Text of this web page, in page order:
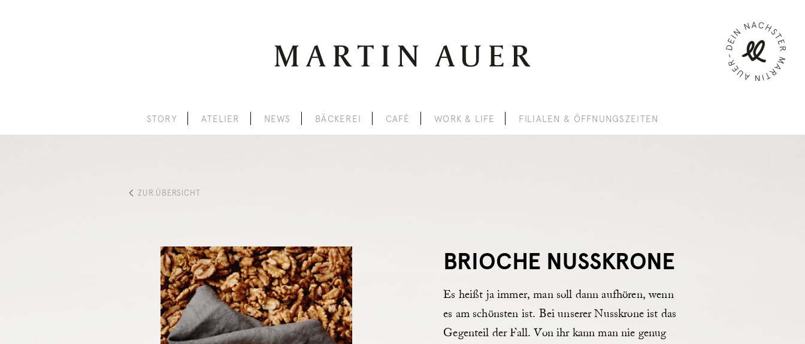
STORY ATELIER NEWS BÄCKEREI CAFÉ WORK & LIFE FILIALEN & ÖFFNUNGSZEITEN
ZUR ÜBERSICHT
BRIOCHE NUSSKRONE
Es heißt ja immer, man soll dann aufhören, wenn
es am schönsten ist. Bei unserer Nusskrone ist das
Gegenteil der Fall. Von ihr kann man nie genug